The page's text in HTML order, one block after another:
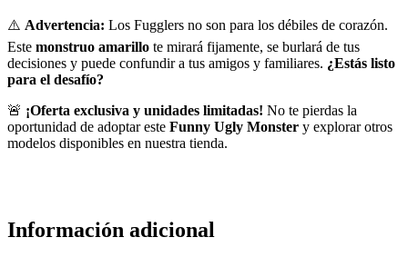
⚠️ Advertencia: Los Fugglers no son para los débiles de corazón.
Este monstruo amarillo te mirará fijamente, se burlará de tus
decisiones y puede confundir a tus amigos y familiares. ¿Estás listo
para el desafío?
🚨 ¡Oferta exclusiva y unidades limitadas! No te pierdas la
oportunidad de adoptar este Funny Ugly Monster y explorar otros
modelos disponibles en nuestra tienda.
Información adicional